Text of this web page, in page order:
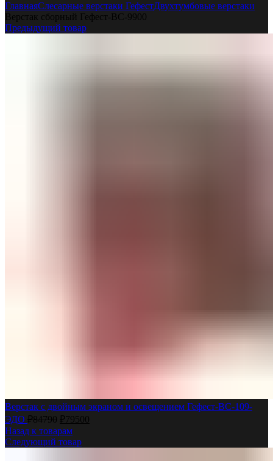
ГлавнаяСлесарные верстаки ГефестДвухтумбовые верстаки
Верстак сборный Гефест-ВС-9900
Предыдущий товар
Верстак с двойным экраном и освещением Гефест-ВС-109-
ЭДО ₽84790 ₽79500
Назад к товарам
Следующий товар